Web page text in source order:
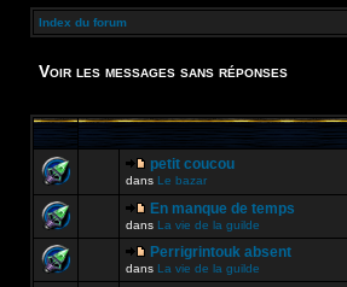
Index du forum
Voir les messages sans réponses
petit coucou
dans Le bazar
En manque de temps
dans La vie de la guilde
Perrigrintouk absent
dans La vie de la guilde